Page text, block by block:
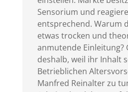
Sensorium und
entsprechend. Warum
etwas trocken und
anmutende Einleitung?
deshalb, weil ihr Inhalt
Betrieblichen
Manfred Reinalter zu